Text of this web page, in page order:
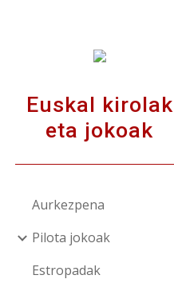
Euskal kirolak
eta jokoak
Aurkezpena
Pilota jokoak
Estropadak